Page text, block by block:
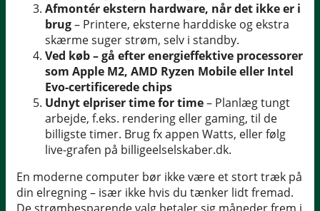
Afmontér ekstern hardware, når det ikke er i
brug– Printere, eksterne harddiske og ekstra
skærme suger strøm, selv i standby.
Ved køb – gå efter energieffektive processorer
som Apple M2, AMD Ryzen Mobile eller Intel
Evo-certificerede chips
Udnyt elpriser time for time– Planlæg tungt
arbejde, f.eks. rendering eller gaming, til de
billigste timer. Brug fx appen Watts, eller følg
live-grafen på billigeelselskaber.dk.
En moderne computer bør ikke være et stort træk på
din elregning – især ikke hvis du tænker lidt fremad.